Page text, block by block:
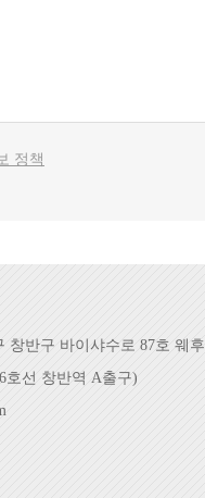
정책
창반구 바이샤수로 87호 웨후
호선 창반역 A출구)